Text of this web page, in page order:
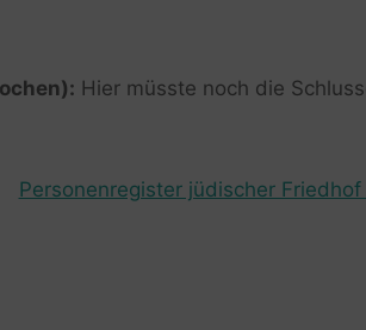
Hier müsste noch die
Personenregister jüdischer